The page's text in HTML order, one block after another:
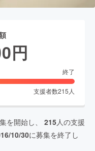
円
終了
支援者数215 人
を開始し、 215人の支援
10/30に募集を終了し